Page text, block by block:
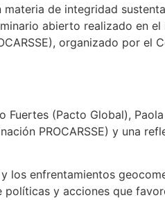
de integridad
abierto realizado en
organizado por el
(Pacto Global),
PROCARSSE) y una
los enfrentamientos
y acciones que